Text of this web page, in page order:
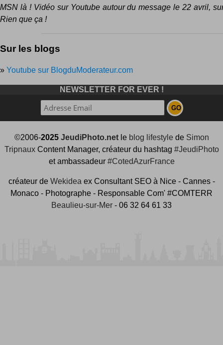
MSN là ! Vidéo sur Youtube autour du message le 22 avril,
Rien que ça !
Sur les blogs
» Youtube sur BlogduModerateur.com
NEWSLETTER FOR EVER !
©2006-2025 JeudiPhoto.netle blog lifestylede Simon
TripnauxContent Manager, créateur du hashtag #JeudiPhoto
et ambassadeur #CotedAzurFrance
créateur de Wekidea ex Consultant SEO à Nice - Cannes -
Monaco - Photographe - Responsable Com' #COMTERR
Beaulieu-sur-Mer - 06 32 64 61 33